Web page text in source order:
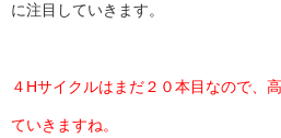
に注目していきます。
４Hサイクルはまだ２０本目なので、
ていきますね。